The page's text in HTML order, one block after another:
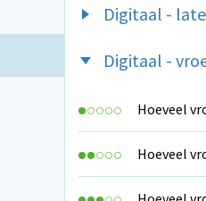
Digitaal -
Digitaal -
Hoeveel
Hoeveel